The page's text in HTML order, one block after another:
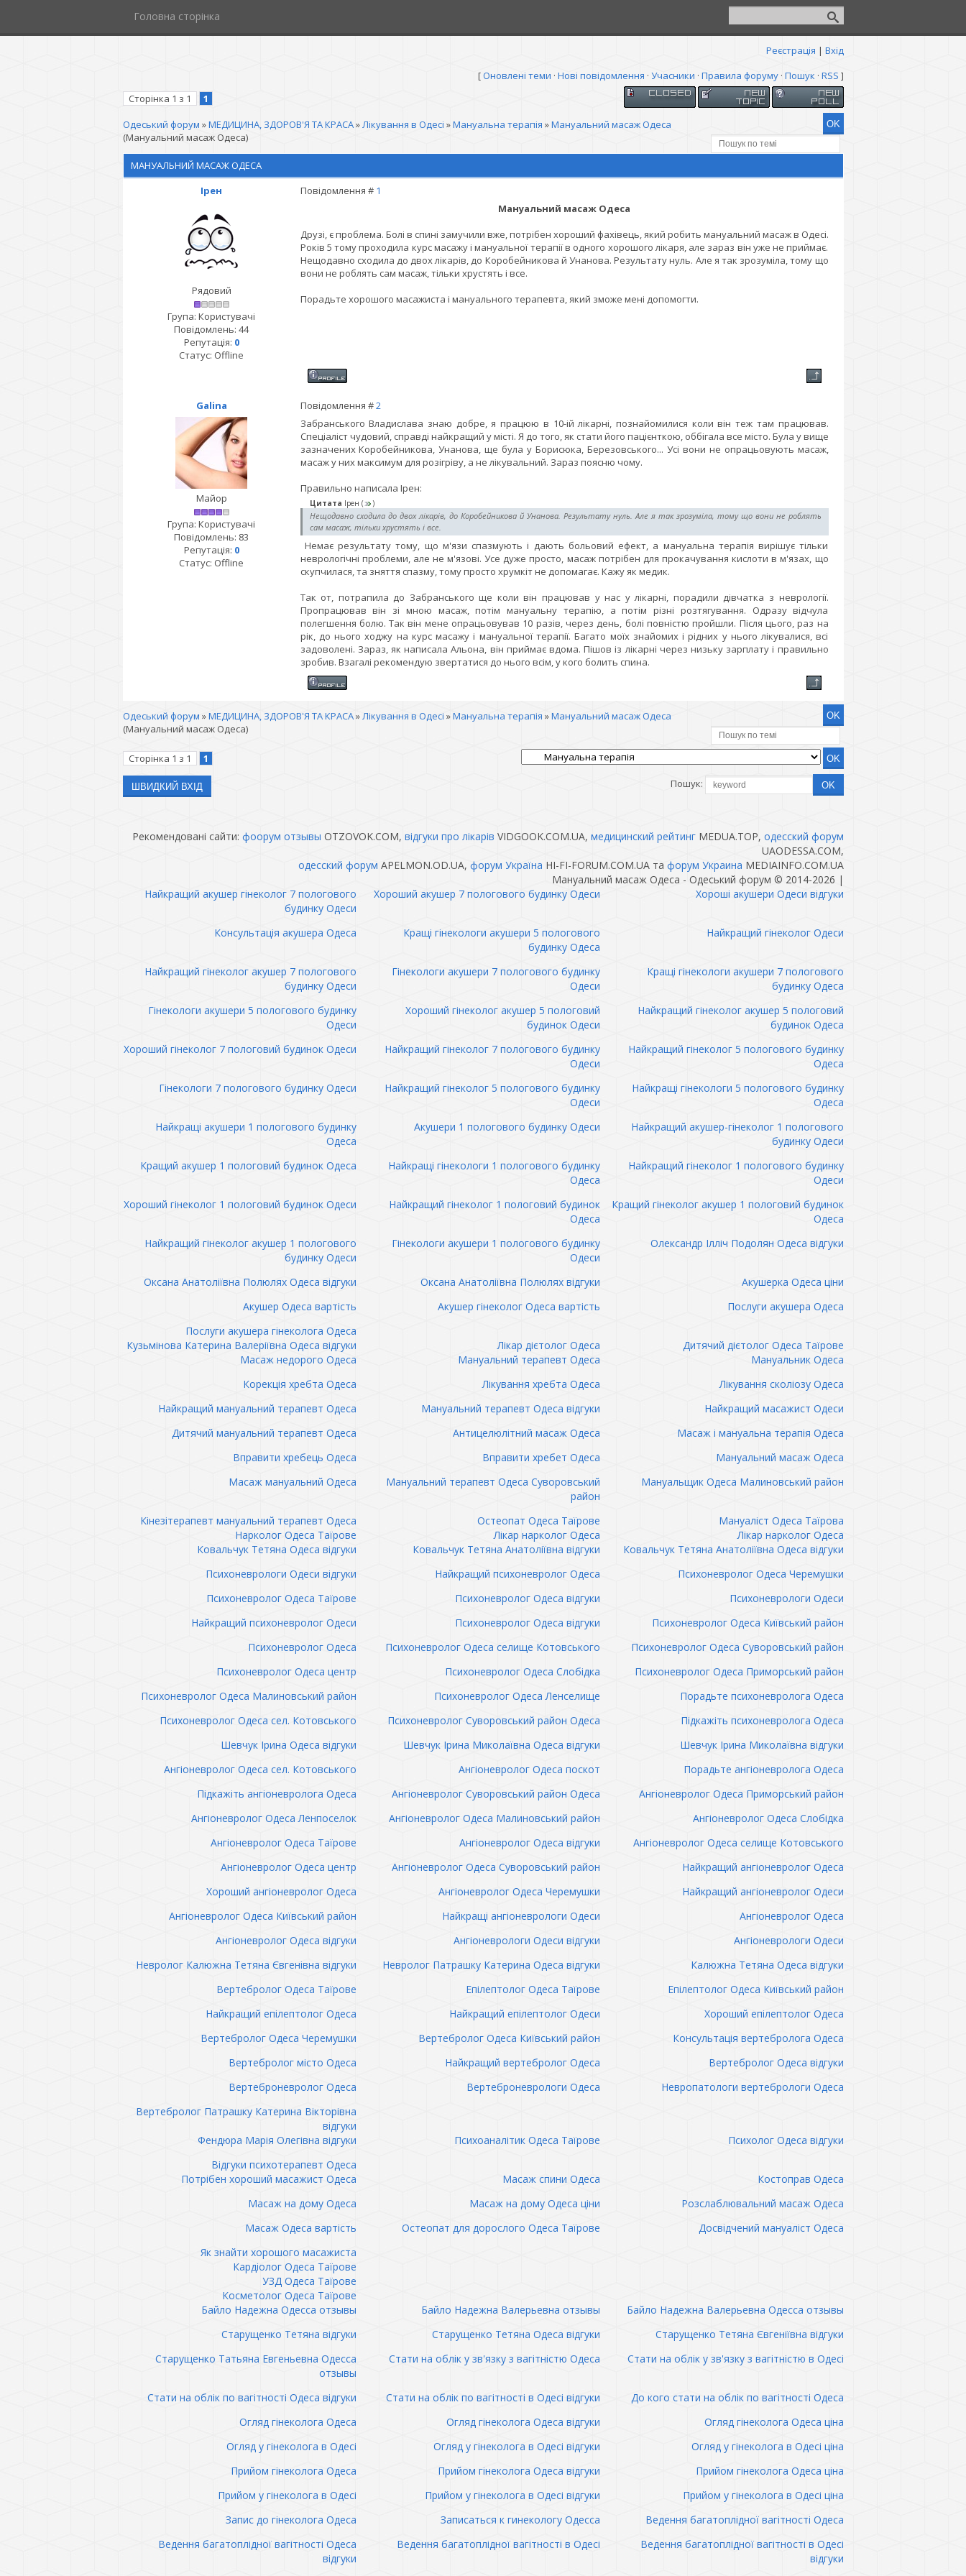
Головна сторінка
Реєстрація | Вхід
[Оновлені теми · Нові повідомлення · Учасники · Правила форуму· Пошук · RSS ]
Сторінка 1 з 1
1
Одеський форум »МЕДИЦИНА, ЗДОРОВ'Я ТА КРАСА»Лікування в Одесі »Мануальна терапія »Мануальний масаж Одеса
(Мануальний масаж Одеса)
МАНУАЛЬНИЙ МАСАЖ ОДЕСА
Ірен
Повідомлення # 1
Рядовий
Група: Користувачі
Повідомлень: 44
Репутація: 0
Статус: Offline
Мануальний масаж Одеса
Друзі, є проблема. Болі в спині замучили вже, потрібен хороший фахівець, який робить мануальний масаж в Одесі.
Років 5 тому проходила курс масажу і мануальної терапії в одного хорошого лікаря, але зараз він уже не приймає.
Нещодавно сходила до двох лікарів, до Коробейникова й Унанова. Результату нуль. Але я так зрозуміла, тому що
вони не роблять сам масаж, тільки хрустять і все.
Порадьте хорошого масажиста і мануального терапевта, який зможе мені допомогти.
Galina Повідомлення #2
Майор
Група: Користувачі
Повідомлень: 83
Репутація: 0
Статус: Offline
Забранського Владислава знаю добре, я працюю в 10-ій лікарні, познайомилися коли він теж там працював.
Спеціаліст чудовий, справді найкращий у місті. Я до того, як стати його пацієнткою, оббігала все місто. Була у вище
зазначених Коробейникова, Унанова, ще була у Борисюка, Березовського... Усі вони не опрацьовують масаж,
масаж у них максимум для розігріву, а не лікувальний. Зараз поясню чому.
Правильно написала Ірен:
Цитата Ірен ( )
Нещодавно сходила до двох лікарів, до Коробейникова й Унанова. Результату нуль. Але я так зрозуміла, тому що вони не роблять
сам масаж, тільки хрустять і все.
Немає результату тому, що м'язи спазмують і дають больовий ефект, а мануальна терапія вирішує тільки
неврологічні проблеми, але не м'язові. Усе дуже просто, масаж потрібен для прокачування кислоти в м'язах, що
скупчилася, та зняття спазму, тому просто хрумкіт не допомагає. Кажу як медик.
Так от, потрапила до Забранського ще коли він працював у нас у лікарні, порадили дівчатка з неврології.
Пропрацював він зі мною масаж, потім мануальну терапію, а потім різні розтягування. Одразу відчула
полегшення болю. Так він мене опрацьовував 10 разів, через день, болі повністю пройшли. Після цього, раз на
рік, до нього ходжу на курс масажу і мануальної терапії. Багато моїх знайомих і рідних у нього лікувалися, всі
задоволені. Зараз, як написала Альона, він приймає вдома. Пішов із лікарні через низьку зарплату і правильно
зробив. Взагалі рекомендую звертатися до нього всім, у кого болить спина.
Одеський форум »МЕДИЦИНА, ЗДОРОВ'Я ТА КРАСА»Лікування в Одесі »Мануальна терапія »Мануальний масаж Одеса
(Мануальний масаж Одеса)
Сторінка 1 з 1
1
Пошук:
Рекомендовані сайти: фоорум отзывы OTZOVOK.COM, відгуки про лікарів VIDGOOK.COM.UA, медицинский рейтингMEDUA.TOP, одесский форум
UAODESSA.COM,
одесский форум APELMON.OD.UA, форум Україна HI-FI-FORUM.COM.UA та форум Украина MEDIAINFO.COM.UA
Мануальний масаж Одеса - Одеський форум © 2014-2026 |
Найкращий акушер гінеколог 7 пологового
будинку Одеси
Хороший акушер 7 пологового будинку Одеси Хороші акушери Одеси відгуки
Консультація акушера Одеса
Кращі гінекологи акушери 5 пологового
будинку Одеса
Найкращий гінеколог Одеси
Найкращий гінеколог акушер 7 пологового
будинку Одеси
Гінекологи акушери 7 пологового будинку
Одеси
Кращі гінекологи акушери 7 пологового
будинку Одеса
Гінекологи акушери 5 пологового будинку
Одеси
Хороший гінеколог акушер 5 пологовий
будинок Одеси
Найкращий гінеколог акушер 5 пологовий
будинок Одеса
Хороший гінеколог 7 пологовий будинок Одеси
Найкращий гінеколог 7 пологового будинку
Одеси
Найкращий гінеколог 5 пологового будинку
Одеса
Гінекологи 7 пологового будинку Одеси
Найкращий гінеколог 5 пологового будинку
Одеси
Найкращі гінекологи 5 пологового будинку
Одеса
Найкращі акушери 1 пологового будинку
Одеса
Акушери 1 пологового будинку Одеси
Найкращий акушер-гінеколог 1 пологового
будинку Одеси
Кращий акушер 1 пологовий будинок Одеса
Найкращі гінекологи 1 пологового будинку
Одеса
Найкращий гінеколог 1 пологового будинку
Одеси
Хороший гінеколог 1 пологовий будинок Одеси
Найкращий гінеколог 1 пологовий будинок
Одеса
Кращий гінеколог акушер 1 пологовий будинок
Одеса
Найкращий гінеколог акушер 1 пологового
будинку Одеси
Гінекологи акушери 1 пологового будинку
Одеси
Олександр Ілліч Подолян Одеса відгуки
Оксана Анатоліївна Полюлях Одеса відгуки Оксана Анатоліївна Полюлях відгуки
Акушерка Одеса ціни
Акушер Одеса вартість
Акушер гінеколог Одеса вартість
Послуги акушера Одеса
Послуги акушера гінеколога Одеса
Кузьмінова Катерина Валеріївна Одеса відгуки
Лікар дієтолог Одеса
Дитячий дієтолог Одеса Таїрове
Масаж недорого Одеса
Мануальний терапевт Одеса
Мануальник Одеса
Корекція хребта Одеса
Лікування хребта Одеса
Лікування сколіозу Одеса
Найкращий мануальний терапевт Одеса
Мануальний терапевт Одеса відгуки
Найкращий масажист Одеси
Дитячий мануальний терапевт Одеса
Антицелюлітний масаж Одеса
Масаж і мануальна терапія Одеса
Вправити хребець Одеса
Вправити хребет Одеса
Мануальний масаж Одеса
Масаж мануальний Одеса
Мануальний терапевт Одеса Суворовський
район
Мануальщик Одеса Малиновський район
Кінезітерапевт мануальний терапевт Одеса Остеопат Одеса Таїрове
Мануаліст Одеса Таїрова
Нарколог Одеса Таїрове
Лікар нарколог Одеса
Лікар нарколог Одеса
Ковальчук Тетяна Одеса відгуки
Ковальчук Тетяна Анатоліївна відгуки
Ковальчук Тетяна Анатоліївна Одеса відгуки
Психоневрологи Одеси відгуки
Найкращий психоневролог Одеса
Психоневролог Одеса Черемушки
Психоневролог Одеса Таїрове
Психоневролог Одеса відгуки
Психоневрологи Одеси
Найкращий психоневролог Одеси
Психоневролог Одеса відгуки
Психоневролог Одеса Київський район
Психоневролог Одеса
Психоневролог Одеса селище Котовського
Психоневролог Одеса Суворовський район
Психоневролог Одеса центр
Психоневролог Одеса Слобідка
Психоневролог Одеса Приморський район
Психоневролог Одеса Малиновський район
Психоневролог Одеса Ленселище
Порадьте психоневролога Одеса
Психоневролог Одеса сел. Котовського
Психоневролог Суворовський район Одеса
Підкажіть психоневролога Одеса
Шевчук Ірина Одеса відгуки
Шевчук Ірина Миколаївна Одеса відгуки
Шевчук Ірина Миколаївна відгуки
Ангіоневролог Одеса сел. Котовського
Ангіоневролог Одеса поскот
Порадьте ангіоневролога Одеса
Підкажіть ангіоневролога Одеса
Ангіоневролог Суворовський район Одеса
Ангіоневролог Одеса Приморський район
Ангіоневролог Одеса Ленпоселок
Ангіоневролог Одеса Малиновський район
Ангіоневролог Одеса Слобідка
Ангіоневролог Одеса Таїрове
Ангіоневролог Одеса відгуки
Ангіоневролог Одеса селище Котовського
Ангіоневролог Одеса центр
Ангіоневролог Одеса Суворовський район
Найкращий ангіоневролог Одеса
Хороший ангіоневролог Одеса
Ангіоневролог Одеса Черемушки
Найкращий ангіоневролог Одеси
Ангіоневролог Одеса Київський район
Найкращі ангіоневрологи Одеси
Ангіоневролог Одеса
Ангіоневролог Одеса відгуки
Ангіоневрологи Одеси відгуки
Ангіоневрологи Одеси
Невролог Калюжна Тетяна Євгенівна відгуки
Невролог Патрашку Катерина Одеса відгуки
Калюжна Тетяна Одеса відгуки
Вертебролог Одеса Таїрове
Епілептолог Одеса Таїрове
Епілептолог Одеса Київський район
Найкращий епілептолог Одеса
Найкращий епілептолог Одеси
Хороший епілептолог Одеса
Вертебролог Одеса Черемушки
Вертебролог Одеса Київський район
Консультація вертебролога Одеса
Вертебролог місто Одеса
Найкращий вертебролог Одеса
Вертебролог Одеса відгуки
Вертеброневролог Одеса
Вертеброневрологи Одеса
Невропатологи вертебрологи Одеса
Вертебролог Патрашку Катерина Вікторівна
відгуки
Фендюра Марія Олегівна відгуки
Психоаналітик Одеса Таїрове
Психолог Одеса відгуки
Відгуки психотерапевт Одеса
Потрібен хороший масажист Одеса
Масаж спини Одеса
Костоправ Одеса
Масаж на дому Одеса
Масаж на дому Одеса ціни
Розслаблювальний масаж Одеса
Масаж Одеса вартість
Остеопат для дорослого Одеса Таїрове
Досвідчений мануаліст Одеса
Як знайти хорошого масажиста
Кардіолог Одеса Таїрове
УЗД Одеса Таїрове
Косметолог Одеса Таїрове
Байло Надежна Одесса отзывы
Байло Надежна Валерьевна отзывы
Байло Надежна Валерьевна Одесса отзывы
Старущенко Тетяна відгуки
Старущенко Тетяна Одеса відгуки
Старущенко Тетяна Євгеніївна відгуки
Старущенко Татьяна Евгеньевна Одесса
отзывы
Стати на облік у зв'язку з вагітністю Одеса Стати на облік у зв'язку з вагітністю в Одесі
Стати на облік по вагітності Одеса відгуки Стати на облік по вагітності в Одесі відгуки
До кого стати на облік по вагітності Одеса
Огляд гінеколога Одеса
Огляд гінеколога Одеса відгуки
Огляд гінеколога Одеса ціна
Огляд у гінеколога в Одесі
Огляд у гінеколога в Одесі відгуки
Огляд у гінеколога в Одесі ціна
Прийом гінеколога Одеса
Прийом гінеколога Одеса відгуки
Прийом гінеколога Одеса ціна
Прийом у гінеколога в Одесі
Прийом у гінеколога в Одесі відгуки
Прийом у гінеколога в Одесі ціна
Запис до гінеколога Одеса
Записаться к гинекологу Одесса
Ведення багатоплідної вагітності Одеса
Ведення багатоплідної вагітності Одеса
відгуки
Ведення багатоплідної вагітності в Одесі
Ведення багатоплідної вагітності в Одесі
відгуки